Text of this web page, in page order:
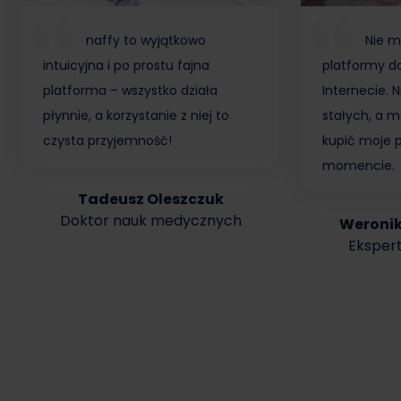
naffy to wyjątkowo
intuicyjna i po prostu fajna
platforma – wszystko działa
płynnie, a korzystanie z niej to
czysta przyjemność!
Tadeusz Oleszczuk
Doktor nauk medycznych
Nie
platformy
Internecie.
stałych, a
kupić moje
momencie.